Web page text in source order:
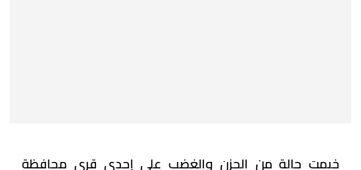
خيمت حالة من الحزن والغضب على إحدى قرى محافظة